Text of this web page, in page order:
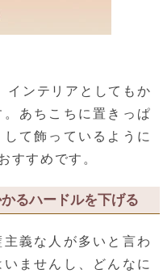
インテリアとしてもか
あちこちに置きっぱ
て飾っているように
すすめです。
るハードルを下げる
義な人が多いと言わ
ませんし、どんなに